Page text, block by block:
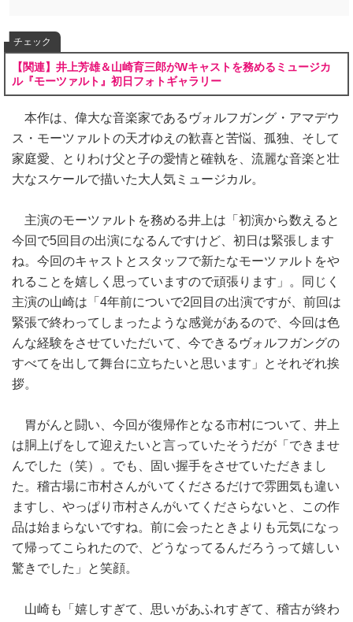
チェック
【関連】井上芳雄＆山崎育三郎がWキャストを務めるミュージカ
ル『モーツァルト』初日フォトギャラリー
本作は、偉大な音楽家であるヴォルフガング・アマデウ
ス・モーツァルトの天才ゆえの歓喜と苦悩、孤独、そして
家庭愛、とりわけ父と子の愛情と確執を、流麗な音楽と壮
大なスケールで描いた大人気ミュージカル。
主演のモーツァルトを務める井上は「初演から数えると
今回で5回目の出演になるんですけど、初日は緊張します
ね。今回のキャストとスタッフで新たなモーツァルトをや
れることを嬉しく思っていますので頑張ります」。同じく
主演の山崎は「4年前についで2回目の出演ですが、前回は
緊張で終わってしまったような感覚があるので、今回は色
んな経験をさせていただいて、今できるヴォルフガングの
すべてを出して舞台に立ちたいと思います」とそれぞれ挨
拶。
胃がんと闘い、今回が復帰作となる市村について、井上
は胴上げをして迎えたいと言っていたそうだが「できませ
んでした（笑）。でも、固い握手をさせていただきまし
た。稽古場に市村さんがいてくださるだけで雰囲気も違い
ますし、やっぱり市村さんがいてくださらないと、この作
品は始まらないですね。前に会ったときよりも元気になっ
て帰ってこられたので、どうなってるんだろうって嬉しい
驚きでした」と笑顔。
山崎も「嬉しすぎて、思いがあふれすぎて、稽古が終わ